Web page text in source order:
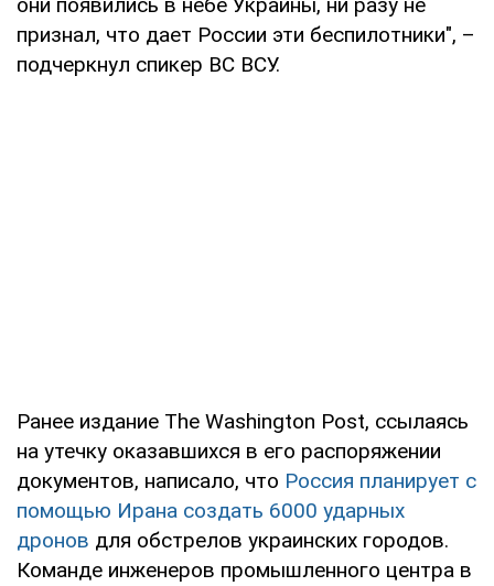
признал, что дает России эти беспилотники", –
подчеркнул спикер ВС ВСУ.
Ранее издание The Washington Post, ссылаясь
на утечку оказавшихся в его распоряжении
документов, написало, что Россия планирует с
помощью Ирана создать 6000 ударных
дронов для обстрелов украинских городов.
Команде инженеров промышленного центра в